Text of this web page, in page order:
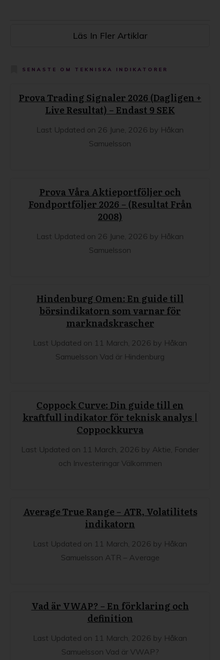
Läs In Fler Artiklar
SENASTE OM TEKNISKA INDIKATORER
Prova Trading Signaler 2026 (Dagligen +
Live Resultat) – Endast 9 SEK
Last Updated on 26 June, 2026 by Håkan
Samuelsson
Prova Våra Aktieportföljer och
Fondportföljer 2026 – (Resultat Från
2008)
Last Updated on 26 June, 2026 by Håkan
Samuelsson
Hindenburg Omen: En guide till
börsindikatorn som varnar för
marknadskrascher
Last Updated on 11 March, 2026 by Håkan
Samuelsson Vad är Hindenburg
Coppock Curve: Din guide till en
kraftfull indikator för teknisk analys |
Coppockkurva
Last Updated on 11 March, 2026 by Aktie, Fonder
och Investeringar Välkommen
Average True Range – ATR, Volatilitets
indikatorn
Last Updated on 11 March, 2026 by Håkan
Samuelsson ATR – Average
Vad är VWAP? – En förklaring och
definition
Last Updated on 11 March, 2026 by Håkan
Samuelsson Vad är VWAP?